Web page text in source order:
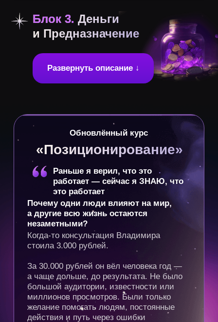
Выход из Я
Бонусная техника
Забронировать
участие
Выбирай тариф и бронируй
место на наставничестве
СТАНДАРТ
79 900 -15 000 ₽
64 900
2,5 месяца наставничества
5 глубинных техник ТВП Pro
4 обучающих блока
с практическими заданиями